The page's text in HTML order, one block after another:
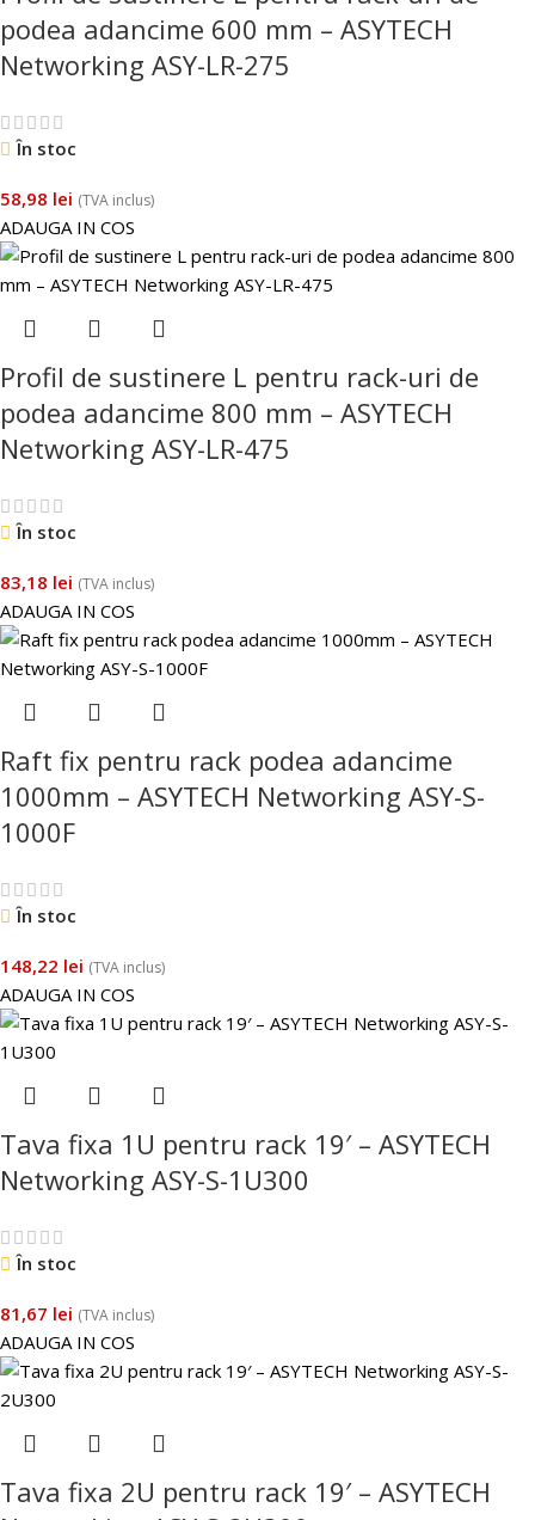
podea adancime 600 mm – ASYTECH
Networking ASY-LR-275
În stoc
58,98 lei (TVA inclus)
ADAUGA IN COS
Profil de sustinere L pentru rack-uri de
podea adancime 800 mm – ASYTECH
Networking ASY-LR-475
În stoc
83,18 lei (TVA inclus)
ADAUGA IN COS
Raft fix pentru rack podea adancime
1000mm – ASYTECH Networking ASY-S-
1000F
În stoc
148,22 lei (TVA inclus)
ADAUGA IN COS
Tava fixa 1U pentru rack 19′ – ASYTECH
Networking ASY-S-1U300
În stoc
81,67 lei (TVA inclus)
ADAUGA IN COS
Tava fixa 2U pentru rack 19′ – ASYTECH